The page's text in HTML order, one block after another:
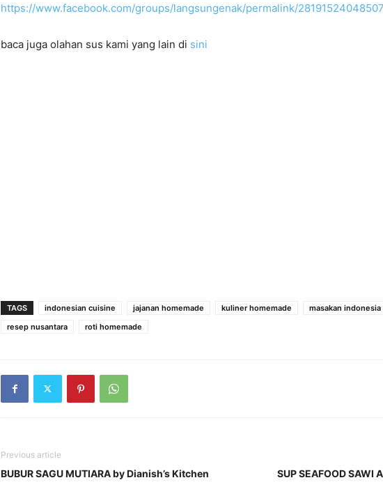
https://www.facebook.com/groups/langsungenak/permalink/
baca juga olahan sus kami yang lain di sini
TAGS indonesian cuisine jajanan homemade kuliner homemade masakan indonesia
resep nusantara
roti homemade
Previous article
BUBUR SAGU MUTIARA by Dianish’s Kitchen SUP SEAFOOD SAWI